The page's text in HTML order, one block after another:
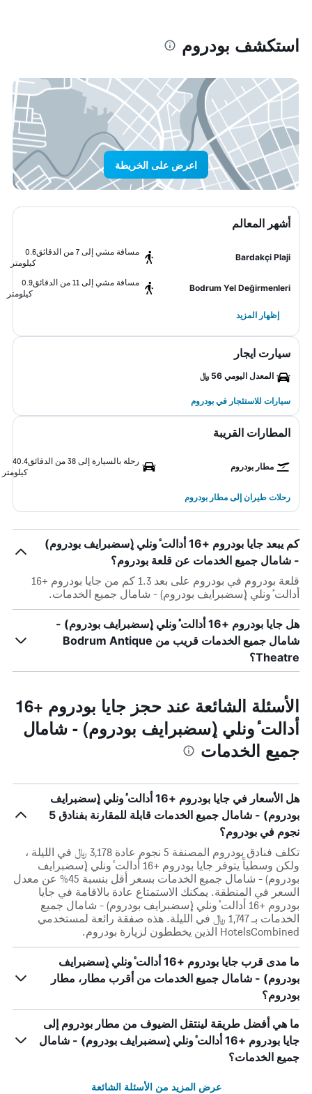
استكشف بودروم
اعرض على الخريطة
أشهر المعالم
Bardakçi Plaji
مسافة مشي إلى 7 من الدقائق
0.6
كيلومتر
Bodrum Yel Değirmenleri
مسافة مشي إلى 11 من الدقائق
0.9
كيلومتر
إظهار المزيد
سيارت ايجار
المعدل اليومي 56 ﷼
سيارات للاستئجار في بودروم
المطارات القريبة
مطار بودروم
رحلة بالسيارة إلى 38 من الدقائق
40.4
كيلومتر
رحلات طيران إلى مطار بودروم
كم يبعد جايا بودروم +16 أدالت ٔونلي (ٕسضبرايف بودروم)
- شامال جميع الخدمات عن قلعة بودروم؟
قلعة بودروم في بودروم على بعد 1.3 كم من جايا بودروم +16
أدالت ٔونلي (ٕسضبرايف بودروم) - شامال جميع الخدمات.
هل جايا بودروم +16 أدالت ٔونلي (ٕسضبرايف بودروم) -
شامال جميع الخدمات قريب من Bodrum Antique
Theatre؟
الأسئلة الشائعة عند حجز جايا بودروم +16
أدالت ٔونلي (ٕسضبرايف بودروم) - شامال
جميع الخدمات
هل الأسعار في جايا بودروم +16 أدالت ٔونلي (ٕسضبرايف
بودروم) - شامال جميع الخدمات قابلة للمقارنة بفنادق 5
نجوم في بودروم؟
تكلف فنادق بودروم المصنفة 5 نجوم عادة 3,178 ﷼ في الليلة ،
ولكن وسطياً يتوفر جايا بودروم +16 أدالت ٔونلي (ٕسضبرايف
بودروم) - شامال جميع الخدمات بسعر أقل بنسبة 45% عن معدل
السعر في المنطقة. يمكنك الاستمتاع عادة بالاقامة في جايا
بودروم +16 أدالت ٔونلي (ٕسضبرايف بودروم) - شامال جميع
الخدمات بـ 1,747 ﷼ في الليلة. هذه صفقة رائعة لمستخدمي
HotelsCombined الذين يخططون لزيارة بودروم.
ما مدى قرب جايا بودروم +16 أدالت ٔونلي (ٕسضبرايف
بودروم) - شامال جميع الخدمات من أقرب مطار، مطار
بودروم؟
ما هي أفضل طريقة لينتقل الضيوف من مطار بودروم إلى
جايا بودروم +16 أدالت ٔونلي (ٕسضبرايف بودروم) - شامال
جميع الخدمات؟
عرض المزيد من الأسئلة الشائعة